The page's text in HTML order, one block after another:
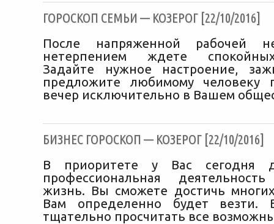
ГОРОСКОП СЕМЬИ — КОЗЕРОГ [22/10/2016]
После напряженной рабочей
нетерпением ждете
Задайте нужное настроение,
предложите любимому человеку
вечер исключительно в Вашем
БИЗНЕС ГОРОСКОП — КОЗЕРОГ [22/10/2016]
В приоритете у Вас сегодня
профессиональная
жизнь. Вы сможете достичь
Вам определенно будет везти.
тщательно просчитать все